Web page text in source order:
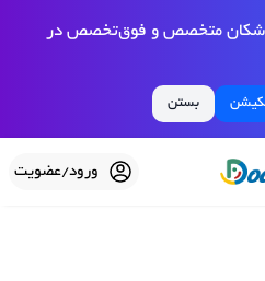
پزشکان متخصص و فوق‌تخصص در
بستن
ورود/عضویت